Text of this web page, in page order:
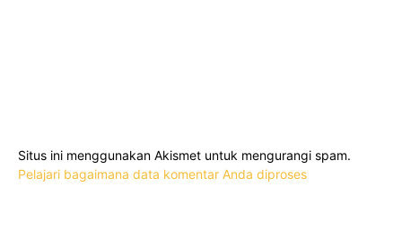
Situs ini menggunakan Akismet untuk mengurangi spam.
Pelajari bagaimana data komentar Anda diproses